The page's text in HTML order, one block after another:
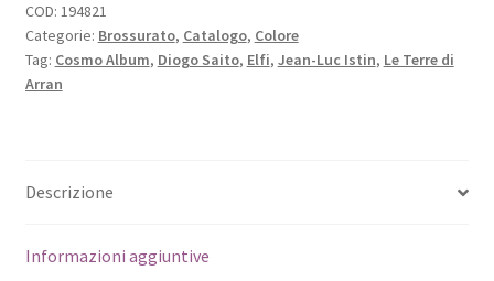
COD: 194821
Categorie: Brossurato, Catalogo, Colore
Tag: Cosmo Album, Diogo Saito, Elfi, Jean-Luc Istin, Le Terre di
Arran
Descrizione
Informazioni aggiuntive